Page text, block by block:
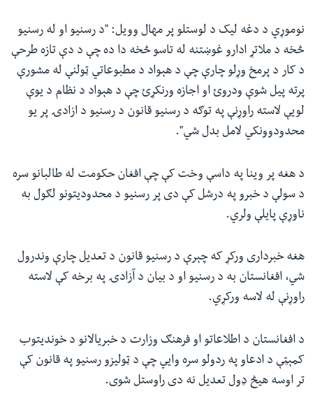
نوموړي د دغه لیک د لوستلو پر مهال وویل: "د رسنیو او له رسنیو
څخه د ملاتړ ادارو غوښتنه له تاسو څخه دا ده چې د دې تازه طرحې
د کار د پرمخ وړلو چارې چې د هېواد د مطبوعاتي ټولنې له مشورې
پرته پیل شوې ودروئ او اجازه ورنکړئ چې د هېواد د نظام د یوې
لویې لاسته راوړنې په توګه د رسنیو قانون د رسنیو د ازادۍ پر یو
محدودوونکي لامل بدل شي".
د هغه پر وینا په داسې وخت کې چې افغان حکومت له طالبانو سره
د سولې د خبرو په درشل کې دی پر رسنیو د محدودیتونو لګول به
ناوړې پایلې ولري.
هغه خبرداری ورکړ که چېرې د رسنیو قانون د تعدیل چارې وندرول
شي، افغانستان به د رسنیو او د بیان د آزادۍ په برخه کې لاسته
راوړنې له لاسه ورکړي.
د افغانستان د اطلاعاتو او فرهنګ وزارت د خبریالانو د خوندیتوب
کمېټې د ادعاو په ردولو سره وايي چې د ټولیزو رسنیو په قانون کې
تر اوسه هیڅ ډول تعدیل نه دی راوستل شوی.